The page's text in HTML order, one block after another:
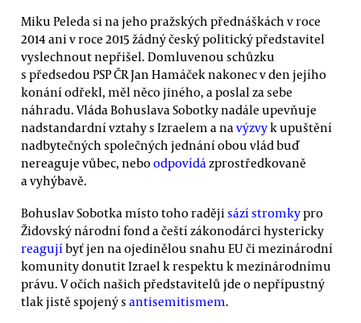
Miku Peleda si na jeho pražských přednáškách v roce
2014 ani v roce 2015 žádný český politický představitel
vyslechnout nepřišel. Domluvenou schůzku
s předsedou PSP ČR Jan Hamáček nakonec v den jejího
konání odřekl, měl něco jiného, a poslal za sebe
náhradu. Vláda Bohuslava Sobotky nadále upevňuje
nadstandardní vztahy s Izraelem a navýzvyk upuštění
nadbytečných společných jednání obou vlád buď
nereaguje vůbec, neboodpovídázprostředkovaně
a vyhýbavě.
Bohuslav Sobotka místo toho raději sází stromkypro
Židovský národní fond a čeští zákonodárci hystericky
reagují byť jen na ojedinělou snahu EU či mezinárodní
komunity donutit Izrael k respektu k mezinárodnímu
právu. V očích našich představitelů jde o nepřípustný
tlak jistě spojený s antisemitismem.